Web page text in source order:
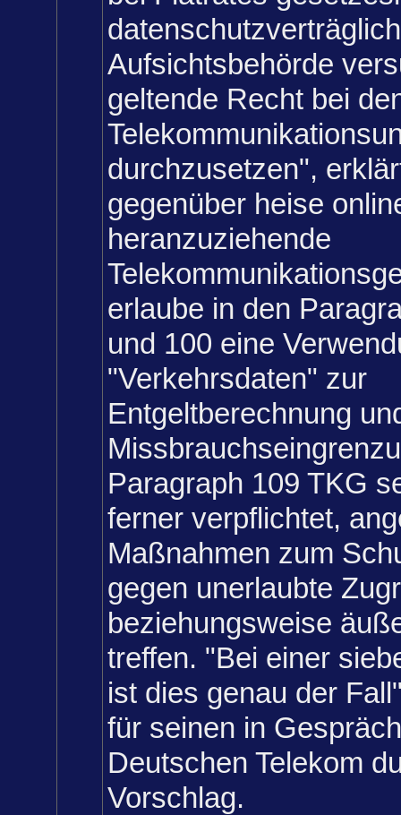
Aufsichtsbehörde
geltende Recht bei
durchzusetzen",
gegenüber heise
heranzuziehende
erlaube in den
und 100 eine
"Verkehrsdaten" zur
Entgeltberechnung
Paragraph 109 TKG
ferner verpflichtet,
Maßnahmen zum
gegen unerlaubte
beziehungsweise
treffen. "Bei einer
ist dies genau der
für seinen in
Deutschen Telekom
Vorschlag.